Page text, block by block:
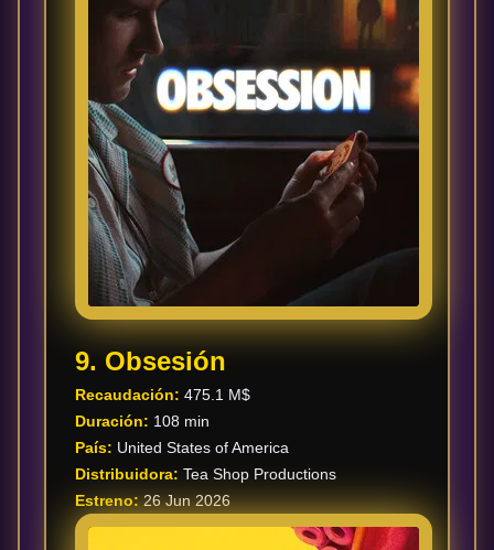
9. Obsesión
Recaudación: 475.1 M$
Duración: 108 min
País: United States of America
Distribuidora: Tea Shop Productions
Estreno:26 Jun 2026